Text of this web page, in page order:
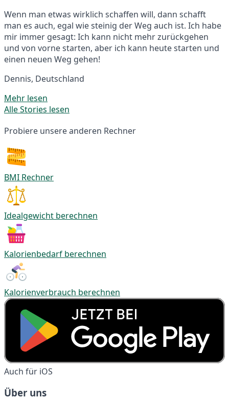
Wenn man etwas wirklich schaffen will, dann schafft
man es auch, egal wie steinig der Weg auch ist. Ich habe
mir immer gesagt: Ich kann nicht mehr zurückgehen
und von vorne starten, aber ich kann heute starten und
einen neuen Weg gehen!
Dennis, Deutschland
Mehr lesen
Alle Stories lesen
Probiere unsere anderen Rechner
BMI Rechner
Idealgewicht berechnen
Kalorienbedarf berechnen
Kalorienverbrauch berechnen
Auch für iOS
Über uns